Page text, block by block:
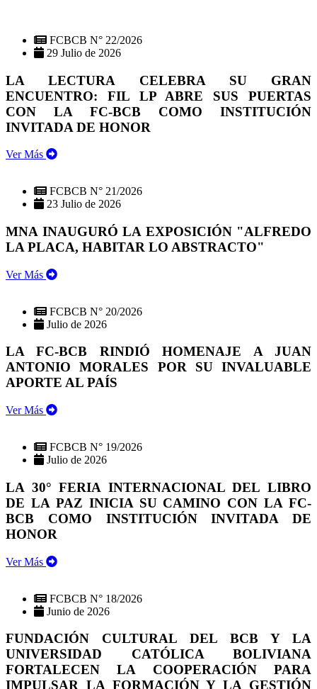
FCBCB N° 22/2026
29 Julio de 2026
LA LECTURA CELEBRA SU GRAN
ENCUENTRO: FIL LP ABRE SUS PUERTAS
CON LA FC-BCB COMO INSTITUCIÓN
INVITADA DE HONOR
Ver Más
FCBCB N° 21/2026
23 Julio de 2026
MNA INAUGURÓ LA EXPOSICIÓN "ALFREDO
LA PLACA, HABITAR LO ABSTRACTO"
Ver Más
FCBCB N° 20/2026
Julio de 2026
LA FC-BCB RINDIÓ HOMENAJE A JUAN
ANTONIO MORALES POR SU INVALUABLE
APORTE AL PAÍS
Ver Más
FCBCB N° 19/2026
Julio de 2026
LA 30° FERIA INTERNACIONAL DEL LIBRO
DE LA PAZ INICIA SU CAMINO CON LA FC-
BCB COMO INSTITUCIÓN INVITADA DE
HONOR
Ver Más
FCBCB N° 18/2026
Junio de 2026
FUNDACIÓN CULTURAL DEL BCB Y LA
UNIVERSIDAD CATÓLICA BOLIVIANA
FORTALECEN LA COOPERACIÓN PARA
IMPULSAR LA FORMACIÓN Y LA GESTIÓN